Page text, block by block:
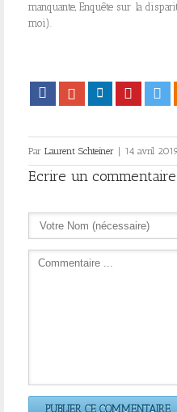
manquante, Enquête sur la
moi).
Facebook Google+
Par Laurent Schteiner 14 avril 2019
Ecrire un commentaire